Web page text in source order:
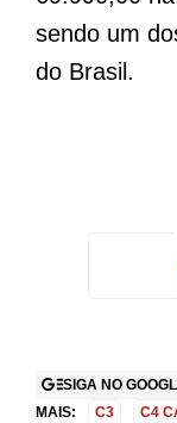
sendo um
do Brasil.
SIGA NO
MAIS:
C3 C4